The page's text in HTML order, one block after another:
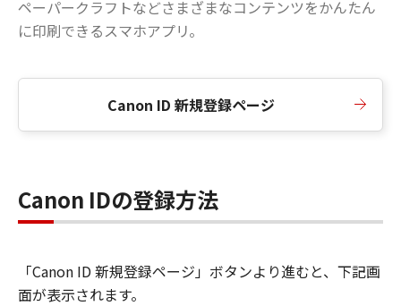
ペーパークラフトなどさまざまなコンテンツをかんたん
に印刷できるスマホアプリ。
Canon ID 新規登録ページ
Canon IDの登録方法
「Canon ID 新規登録ページ」ボタンより進むと、下記画
面が表示されます。